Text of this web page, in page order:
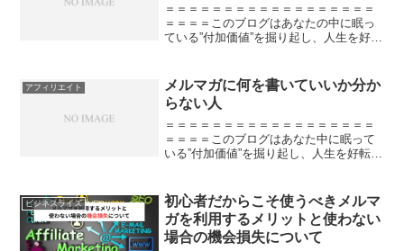
＝＝＝＝＝＝＝＝＝＝＝＝＝＝＝＝＝＝
＝＝＝＝このブログはあなたの中に眠っ
ている”付加価値”を掘り起し、人生を好転
インしたい３０代男性サラリーマンで
す。＝＝＝＝＝＝＝＝＝...
アフィリエイト
メルマガに何を書いていいか分か
らない人
＝＝＝＝＝＝＝＝＝＝＝＝＝＝＝＝＝＝
＝＝＝＝このブログはあなた中に眠って
いる”付加価値”を掘り起し、人生を好転さ
ンしたい３０代男性サラリーマンです。
＝＝＝＝＝＝＝＝＝＝...
ビジネスライズ
初心者だからこそ使うべきメルマ
ガを利用するメリットと使わない
場合の機会損失について